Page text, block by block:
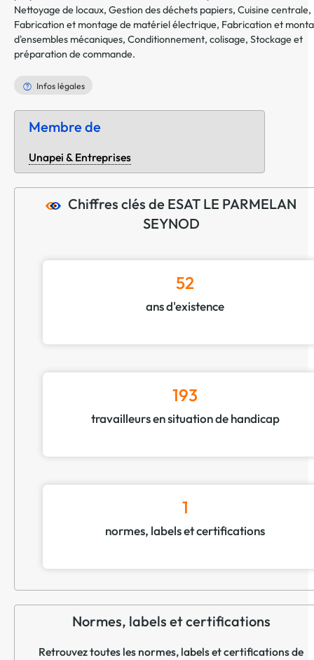
Nettoyage de locaux, Gestion des déchets papiers, Cuisine centrale,
Fabrication et montage de matériel électrique, Fabrication et
d'ensembles mécaniques, Conditionnement, colisage, Stockage et
préparation de commande.
Infos légales
Membre de
Unapei & Entreprises
Chiffres clés de ESAT LE PARMELAN
SEYNOD
52
ans d'existence
193
travailleurs en situation de handicap
1
normes, labels et certifications
Normes, labels et certifications
Retrouvez toutes les normes, labels et certifications de